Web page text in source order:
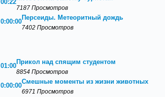
00:22
7187 Просмотров
0:00:00
Персеиды. Метеоритный дождь
7402 Просмотров
01:00
Прикол над спящим студентом
8854 Просмотров
0:00:00
Смешные моменты из жизни животных
6971 Просмотров